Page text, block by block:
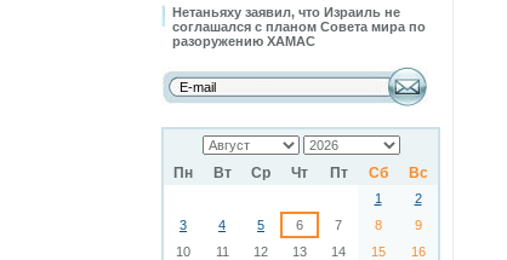
Нетаньяху заявил, что Израиль не
соглашался с планом Совета мира по
разоружению ХАМАС
Пн Вт Ср Чт Пт Сб Вс
1
2
3
4 5 6 7 8
9
10
11 12 13 14 15
16